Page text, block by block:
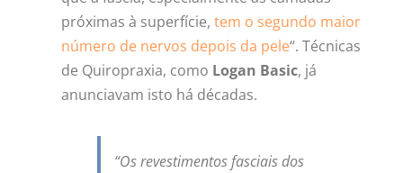
próximas à superfície,tem o segundo maior
número de nervos depois da pele“. Técnicas
de Quiropraxia, como Logan Basic, já
anunciavam isto há décadas.
“Os revestimentos fasciais dos